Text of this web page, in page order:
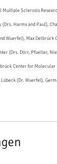
Sclerosis
(Drs. Harms and Paul),
Wuerfel), Max Delbrück
(Drs. Dörr, Pfueller,
Center for
(Dr. Wuerfel),